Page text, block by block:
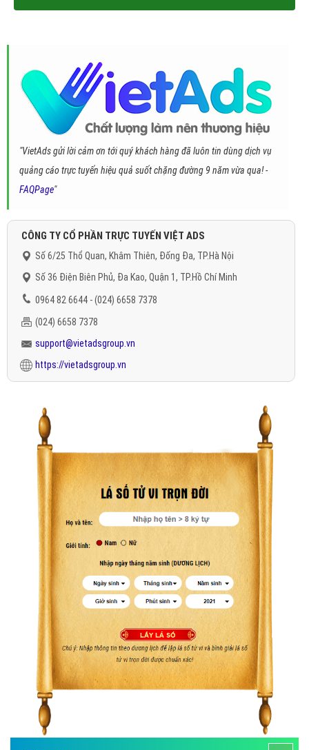
"VietAds gửi lời cảm ơn tới quý khách hàng đã luôn tin dùng dịch vụ
quảng cáo trực tuyến hiệu quả suốt chặng đường 9 năm vừa qua! -
FAQPage"
CÔNG TY CỔ PHẦN TRỰC TUYẾN VIỆT ADS
Số 6/25 Thổ Quan, Khâm Thiên, Đống Đa, TP.Hà Nội
Số 36 Điện Biên Phủ, Đa Kao, Quận 1, TP.Hồ Chí Minh
0964 82 6644 - (024) 6658 7378
(024) 6658 7378
support@vietadsgroup.vn
https://vietadsgroup.vn